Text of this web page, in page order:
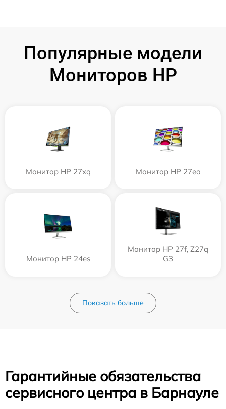
Популярные модели
Мониторов HP
Монитор HP 27xq Монитор HP 27ea
Монитор HP 24es
Монитор HP 27f, Z27q
G3
Показать больше
Гарантийные обязательства
сервисного центра в Барнауле